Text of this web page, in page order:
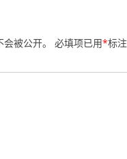
被公开。 必填项已用*标注